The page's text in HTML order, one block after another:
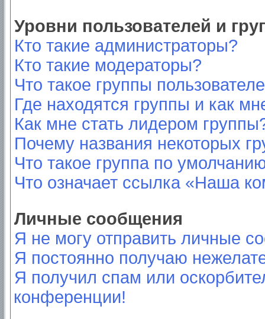
Уровни пользователей и
Кто такие администраторы?
Кто такие модераторы?
Что такое группы
Где находятся группы и как
Как мне стать лидером
Почему названия некоторых
Что такое группа по
Что означает ссылка «Наша
Личные сообщения
Я не могу отправить личные
Я постоянно получаю
Я получил спам или
конференции!